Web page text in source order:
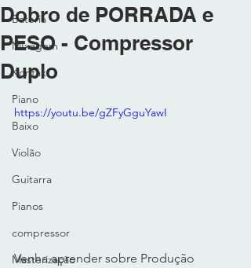
Bateria
MIxagem
Kontakt
Piano
Baixo
Violão
Guitarra
Pianos
compressor
Masterização
Dobro de PORRADA e
PESO - Compressor
Duplo
https://youtu.be/gZFyGguYawI
Venha aprender sobre Produção